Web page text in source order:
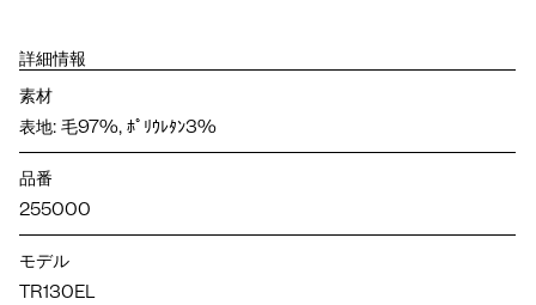
詳細情報
素材
表地: 毛97%, ﾎﾟﾘｳﾚﾀﾝ3%
品番
255000
モデル
TR130EL